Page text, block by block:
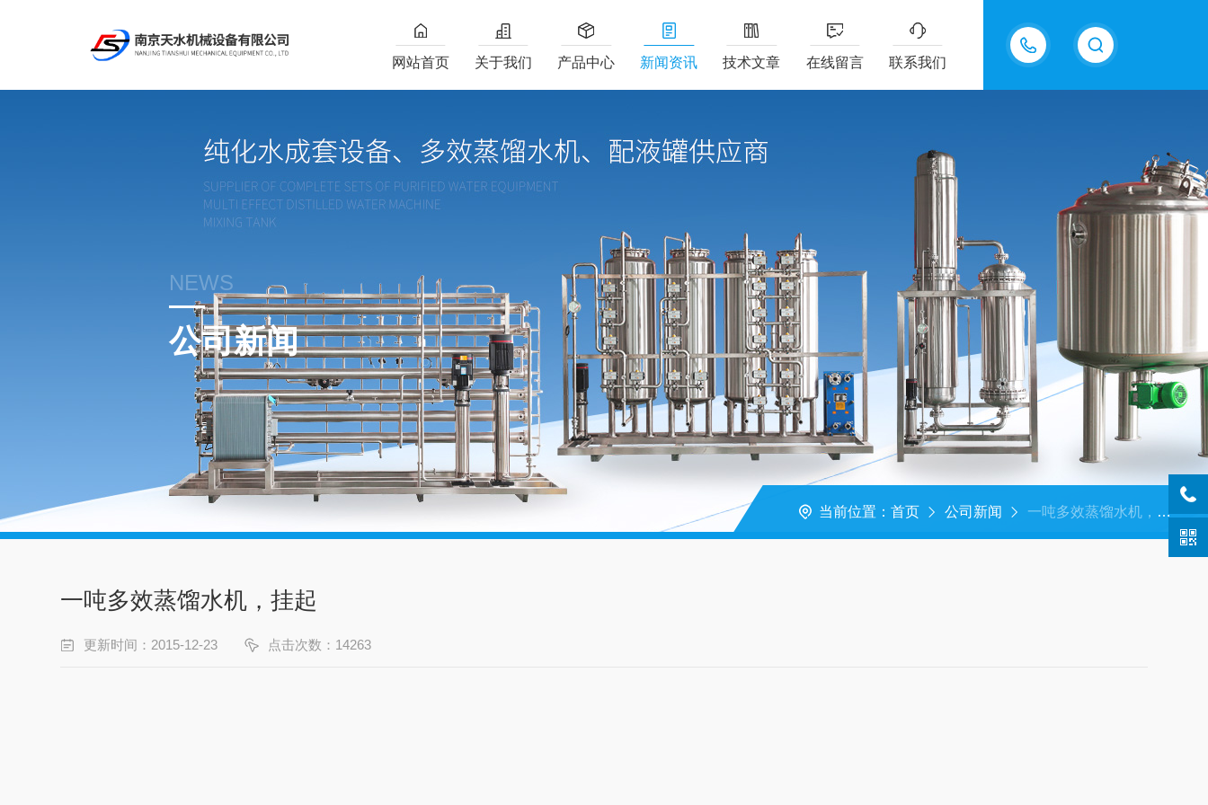
13770985289
网站首页 关于我们 产品中心 新闻资讯 技术文章 在线留言 联系我们
NEWS
公司新闻
当前位置： 首页 公司新闻 一吨多效蒸馏水机，挂起
一吨多效蒸馏水机，挂起
更新时间：2015-12-23 点击次数：14263